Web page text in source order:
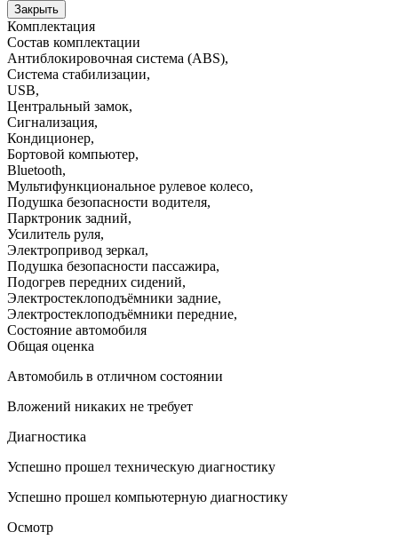
Закрыть
Комплектация
Состав комплектации
Антиблокировочная система (ABS),
Система стабилизации,
USB,
Центральный замок,
Сигнализация,
Кондиционер,
Бортовой компьютер,
Bluetooth,
Мультифункциональное рулевое колесо,
Подушка безопасности водителя,
Парктроник задний,
Усилитель руля,
Электропривод зеркал,
Подушка безопасности пассажира,
Подогрев передних сидений,
Электростеклоподъёмники задние,
Электростеклоподъёмники передние,
Состояние автомобиля
Общая оценка
Автомобиль в отличном состоянии
Вложений никаких не требует
Диагностика
Успешно прошел техническую диагностику
Успешно прошел компьютерную диагностику
Осмотр